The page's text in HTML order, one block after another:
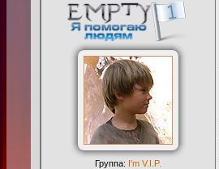
Группа: I'm V.I.P.